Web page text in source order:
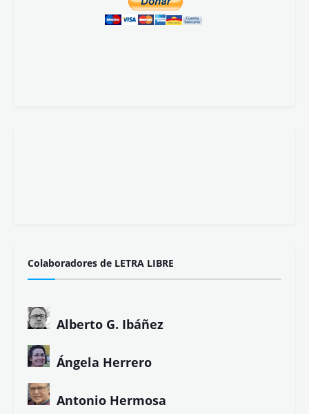
Colaboradores de LETRA LIBRE
Alberto G. Ibáñez
Ángela Herrero
Antonio Hermosa